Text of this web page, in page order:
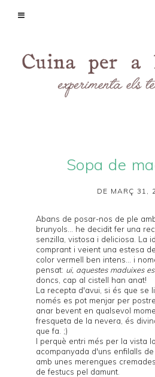
Sopa de
DE MARÇ 31,
Abans de posar-nos de ple
brunyols... he decidit fer una
senzilla, vistosa i deliciosa. La
comprant i veient una estesa
color vermell ben intens... i
pensat: ui, aquestes maduixes
doncs, cap al cistell han anat!
La recepta d'avui, si és que se
només es pot menjar per
anar bevent en qualsevol
fresqueta de la nevera, és
que fa. ;)
I perquè entri més per la vista
acompanyada d'uns enfilalls
amb unes merengues
de festucs pel damunt.